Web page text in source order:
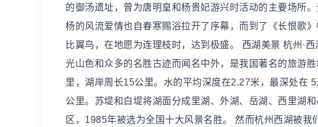
的御汤遗址，曾为唐明皇和杨贵妃游兴时活动的主要场所
杨的风流爱情也自春寒赐浴拉开了序幕，而到了《长恨歌
比翼鸟，在地愿为连理枝时，达到极盛。 西湖美景 杭州·
光山色和众多的名胜古迹而闻名中外，是我国著名的旅游
里，湖岸周长15公里。水的平均深度在2.27米，最深处在
公里。苏堤和白堤将湖面分成里湖、外湖、岳湖、西里湖
区，1985年被选为全国十大风景名胜。 然而杭州西湖被